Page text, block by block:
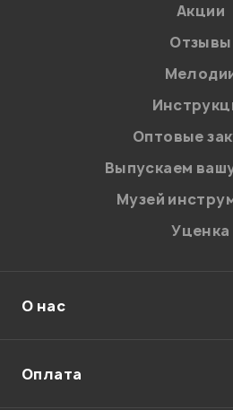
на обработку
Политикой в
персональных данных.
Введите проверочное
Отправить
Акции
Отзывы
Оптовые
Выпускаем
Музей
Уценка
О нас
Оплата